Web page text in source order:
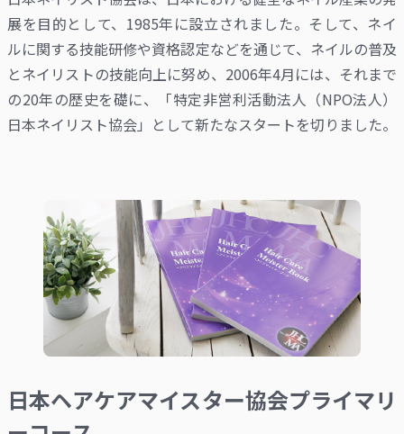
展を目的として、1985年に設立されました。そして、ネイ
ルに関する技能研修や資格認定などを通じて、ネイルの普及
とネイリストの技能向上に努め、2006年4月には、それまで
の20年の歴史を礎に、「特定非営利活動法人（NPO法人）
日本ネイリスト協会」として新たなスタートを切りました。
日本ヘアケアマイスター協会プライマリ